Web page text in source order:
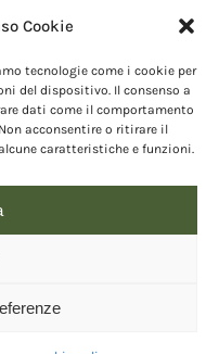
Cookie
tecnologie come i cookie per
del dispositivo. Il consenso a
dati come il comportamento
acconsentire o ritirare il
caratteristiche e funzioni.